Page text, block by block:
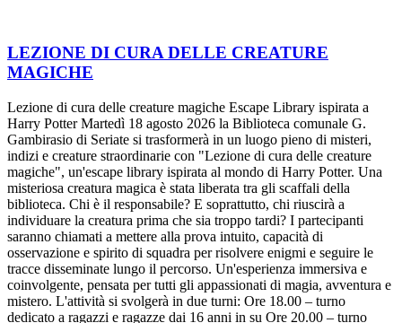
LEZIONE DI CURA DELLE CREATURE
MAGICHE
Lezione di cura delle creature magiche Escape Library ispirata a
Harry Potter Martedì 18 agosto 2026 la Biblioteca comunale G.
Gambirasio di Seriate si trasformerà in un luogo pieno di misteri,
indizi e creature straordinarie con "Lezione di cura delle creature
magiche", un'escape library ispirata al mondo di Harry Potter. Una
misteriosa creatura magica è stata liberata tra gli scaffali della
biblioteca. Chi è il responsabile? E soprattutto, chi riuscirà a
individuare la creatura prima che sia troppo tardi? I partecipanti
saranno chiamati a mettere alla prova intuito, capacità di
osservazione e spirito di squadra per risolvere enigmi e seguire le
tracce disseminate lungo il percorso. Un'esperienza immersiva e
coinvolgente, pensata per tutti gli appassionati di magia, avventura e
mistero. L'attività si svolgerà in due turni: Ore 18.00 – turno
dedicato a ragazzi e ragazze dai 16 anni in su Ore 20.00 – turno